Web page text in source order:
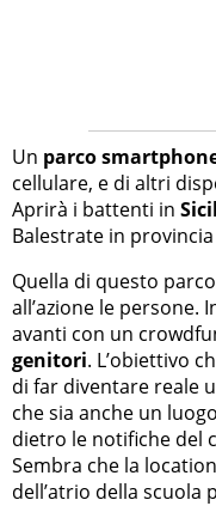
Un parco
cellulare, e di altri
Aprirà i battenti in
Balestrate in
Quella di questo
all’azione le persone.
avanti con un
genitori. L’obiettivo
di far diventare reale
che sia anche un
dietro le notifiche del
Sembra che la
dell’atrio della scuola